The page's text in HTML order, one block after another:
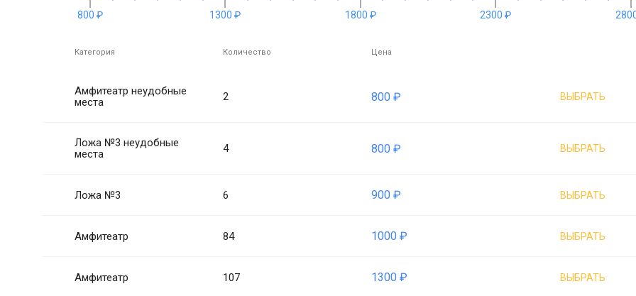
800 ₽ 1300 ₽ 1800 ₽ 2300 ₽
Категория Количество Цена
Амфитеатр неудобные
места
2 800 ₽ ВЫБРАТЬ
Ложа №3 неудобные
места
4 800 ₽ ВЫБРАТЬ
Ложа №3 6 900 ₽ ВЫБРАТЬ
Амфитеатр 84 1000 ₽ ВЫБРАТЬ
Амфитеатр 107 1300 ₽ ВЫБРАТЬ